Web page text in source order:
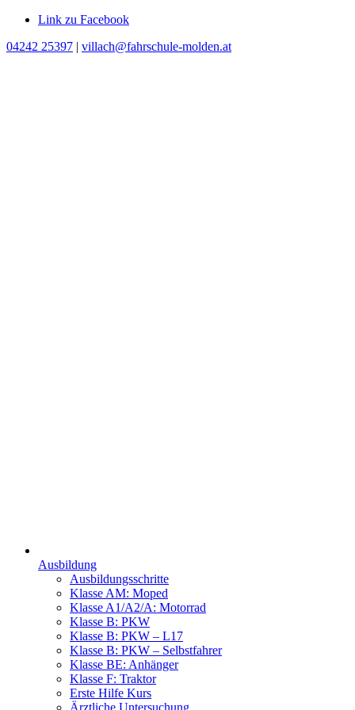
Link zu Facebook
04242 25397 | villach@fahrschule-molden.at
Ausbildung
Ausbildungsschritte
Klasse AM: Moped
Klasse A1/A2/A: Motorrad
Klasse B: PKW
Klasse B: PKW – L17
Klasse B: PKW – Selbstfahrer
Klasse BE: Anhänger
Klasse F: Traktor
Erste Hilfe Kurs
Ärztliche Untersuchung